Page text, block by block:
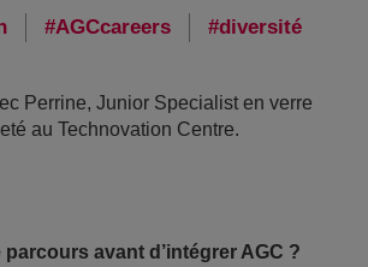
AGCcareers diversité
Perrine, Junior Specialist en verre
au Technovation Centre.
parcours avant d’intégrer AGC ?